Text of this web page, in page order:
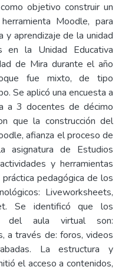
objetivo construir un
Moodle, para
y aprendizaje de la unidad
en la Unidad Educativa
de Mira durante el año
fue mixto, de tipo
Se aplicó una encuesta a
a 3 docentes de décimo
que la construcción del
afianza el proceso de
asignatura de Estudios
y herramientas
pedagógica de los
Liveworksheets,
Se identificó que los
del aula virtual son:
a través de: foros, videos
La estructura y
el acceso a contenidos,